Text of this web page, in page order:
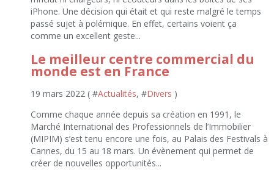
iPhone. Une décision qui était et qui reste malgré le temps
passé sujet à polémique. En effet, certains voient ça
comme un excellent geste...
Le meilleur centre commercial du
monde est en France
19 mars 2022 ( #Actualités, #Divers )
Comme chaque année depuis sa création en 1991, le
Marché International des Professionnels de l’Immobilier
(MIPIM) s’est tenu encore une fois, au Palais des Festivals à
Cannes, du 15 au 18 mars. Un évènement qui permet de
créer de nouvelles opportunités...